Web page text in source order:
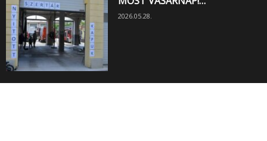
2026.05.28.